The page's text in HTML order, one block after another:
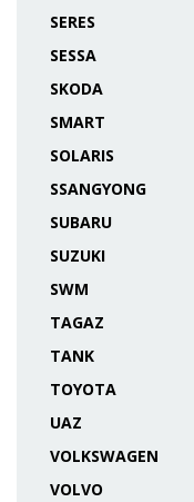
SERES
SESSA
SKODA
SMART
SOLARIS
SSANGYONG
SUBARU
SUZUKI
SWM
TAGAZ
TANK
TOYOTA
UAZ
VOLKSWAGEN
VOLVO